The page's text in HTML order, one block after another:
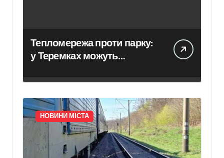
Тепломережа проти парку:
у Теремках можуть
НОВИНИ МІСТА